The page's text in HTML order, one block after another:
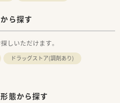
ら探す
しいただけます。
ドラッグストア(調剤あり)
態から探す